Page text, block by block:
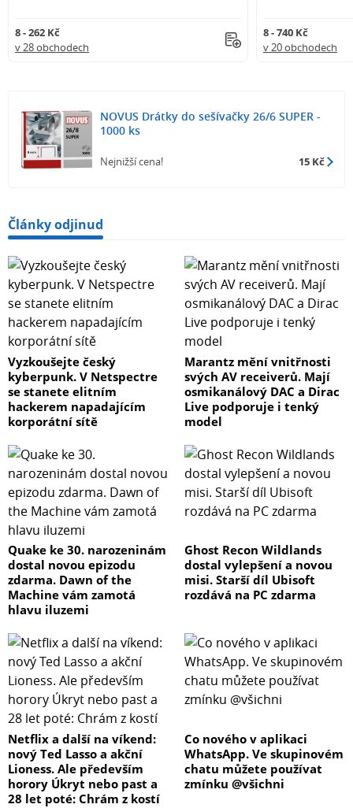
8 - 262 Kč
v 28 obchodech
8 - 740 Kč
v 20 obchodech
NOVUS Drátky do sešívačky 26/6 SUPER -
1000 ks
Nejnižší cena! 15 Kč
Články odjinud
Vyzkoušejte český
kyberpunk. V Netspectre
se stanete elitním
hackerem napadajícím
korporátní sítě
Marantz mění vnitřnosti
svých AV receiverů. Mají
osmikanálový DAC a Dirac
Live podporuje i tenký
model
Quake ke 30. narozeninám
dostal novou epizodu
zdarma. Dawn of the
Machine vám zamotá
hlavu iluzemi
Ghost Recon Wildlands
dostal vylepšení a novou
misi. Starší díl Ubisoft
rozdává na PC zdarma
Netflix a další na víkend:
nový Ted Lasso a akční
Lioness. Ale především
horory Úkryt nebo past a
28 let poté: Chrám z kostí
Co nového v aplikaci
WhatsApp. Ve skupinovém
chatu můžete používat
zmínku @všichni